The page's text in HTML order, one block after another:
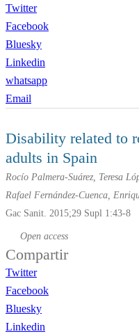
Twitter
Facebook
Bluesky
Linkedin
whatsapp
Email
Disability related to
adults in Spain
Rocío Palmera-Suárez, Teresa
Rafael Fernández-Cuenca,
Gac Sanit. 2015;29 Supl 1:43-8
Open access
Compartir
Twitter
Facebook
Bluesky
Linkedin